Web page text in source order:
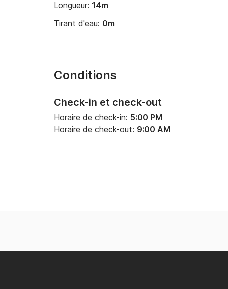
Longueur: 14m
Tirant d'eau: 0m
Conditions
Check-in et check-out
Horaire de check-in: 5:00 PM
Horaire de check-out: 9:00 AM